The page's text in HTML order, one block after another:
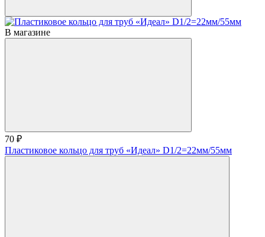
В магазине
70 ₽
Пластиковое кольцо для труб «Идеал» D1/2=22мм/55мм